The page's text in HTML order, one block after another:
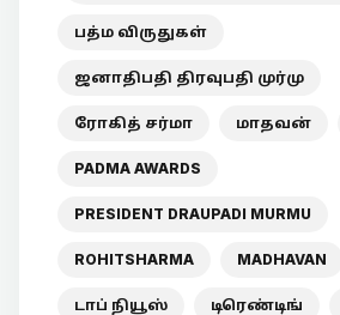
பத்ம விருதுகள்
ஜனாதிபதி திரவுபதி முர்மு
ரோகித் சர்மா மாதவன்
PADMA AWARDS
PRESIDENT DRAUPADI MURMU
ROHITSHARMA MADHAVAN
டாப் நியூஸ் டிரெண்டிங்